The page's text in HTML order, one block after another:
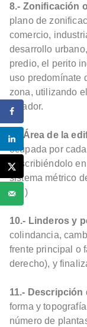
8.- Zonificación
plano de
comercio,
desarrollo
predio, el perito
uso predomínate
zona, utilizando
tasador.
9.- Área de la
ocupada por
describiéndolo
sistema métrico
etc.)
10.- Linderos y
colindancia,
frente principal o
derecho), y
11.- Descripción
forma y
número de